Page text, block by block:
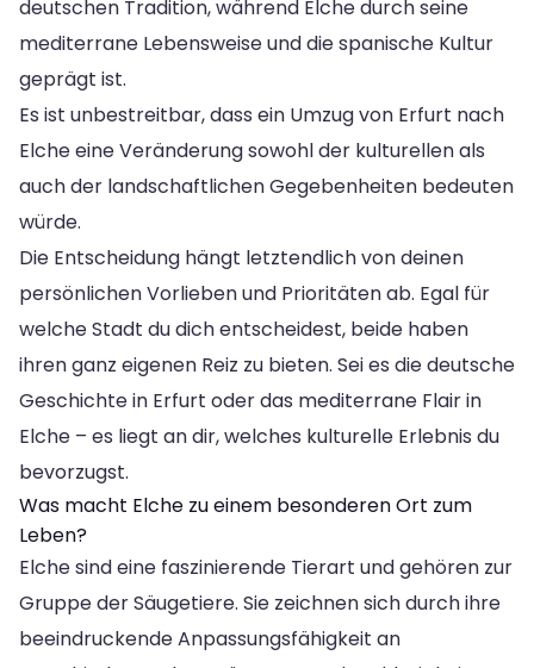
deutschen Tradition, während Elche durch seine
mediterrane Lebensweise und die spanische Kultur
geprägt ist.
Es ist unbestreitbar, dass ein Umzug von Erfurt nach
Elche eine Veränderung sowohl der kulturellen als
auch der landschaftlichen Gegebenheiten bedeuten
würde.
Die Entscheidung hängt letztendlich von deinen
persönlichen Vorlieben und Prioritäten ab. Egal für
welche Stadt du dich entscheidest, beide haben
ihren ganz eigenen Reiz zu bieten. Sei es die deutsche
Geschichte in Erfurt oder das mediterrane Flair in
Elche – es liegt an dir, welches kulturelle Erlebnis du
bevorzugst.
Was macht Elche zu einem besonderen Ort zum
Leben?
Elche sind eine faszinierende Tierart und gehören zur
Gruppe der Säugetiere. Sie zeichnen sich durch ihre
beeindruckende Anpassungsfähigkeit an